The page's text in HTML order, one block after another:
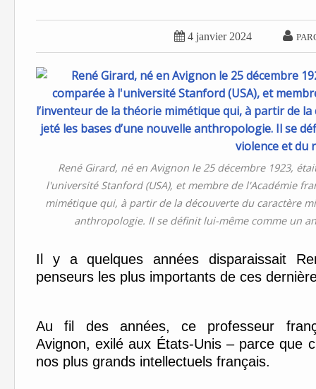
 4 janvier 2024 
René Girard, né en Avignon le 25 décembre 1923,
l'université Stanford (USA), et membre de l'Académie
mimétique qui, à partir de la découverte du caractère
anthropologie. Il se définit lui-même comme un
Il y a quelques années disparaissait
penseurs les plus importants de ces
Au fil des années, ce professeur
Avignon, exilé aux États-Unis – parce que
nos plus grands intellectuels français.